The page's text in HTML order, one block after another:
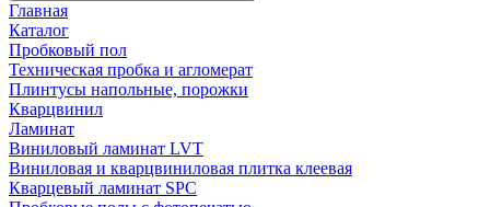
Главная
Каталог
Пробковый пол
Техническая пробка и агломерат
Плинтусы напольные, порожки
Кварцвинил
Ламинат
Виниловый ламинат LVT
Виниловая и кварцвиниловая плитка клеевая
Кварцевый ламинат SPC